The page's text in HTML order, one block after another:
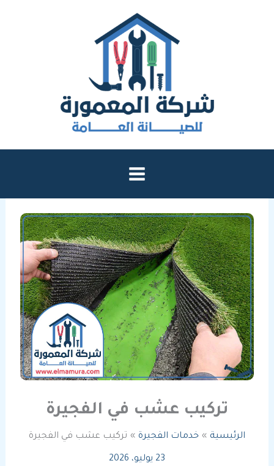
تركيب عشب في الفجيرة
الرئيسية خدمات الفجيرة تركيب عشب في الفجيرة
23 يوليو، 2026